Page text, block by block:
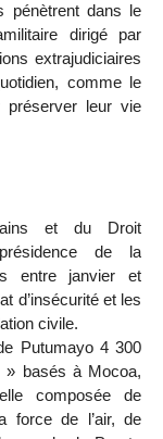
pénètrent dans le
dirigé par
extrajudiciaires
comme le
préserver leur vie
et du Droit
de la
entre janvier et
d’insécurité et les
civile.
Putumayo 4 300
» basés à Mocoa,
composée de
force de l’air, de